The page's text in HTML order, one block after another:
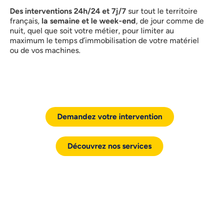
Des interventions 24h/24 et 7j/7 sur tout le territoire
français, la semaine et le week-end, de jour comme de
nuit, quel que soit votre métier, pour limiter au
maximum le temps d’immobilisation de votre matériel
ou de vos machines.
Demandez votre intervention
Découvrez nos services